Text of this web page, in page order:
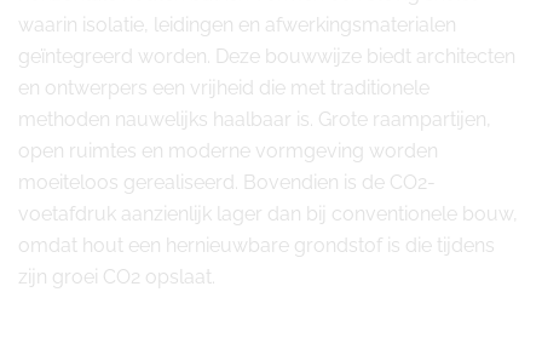
waarin isolatie, leidingen en afwerkingsmaterialen
geïntegreerd worden. Deze bouwwijze biedt architecten
en ontwerpers een vrijheid die met traditionele
methoden nauwelijks haalbaar is. Grote raampartijen,
open ruimtes en moderne vormgeving worden
moeiteloos gerealiseerd. Bovendien is de CO2-
voetafdruk aanzienlijk lager dan bij conventionele bouw,
omdat hout een hernieuwbare grondstof is die tijdens
zijn groei CO2 opslaat.